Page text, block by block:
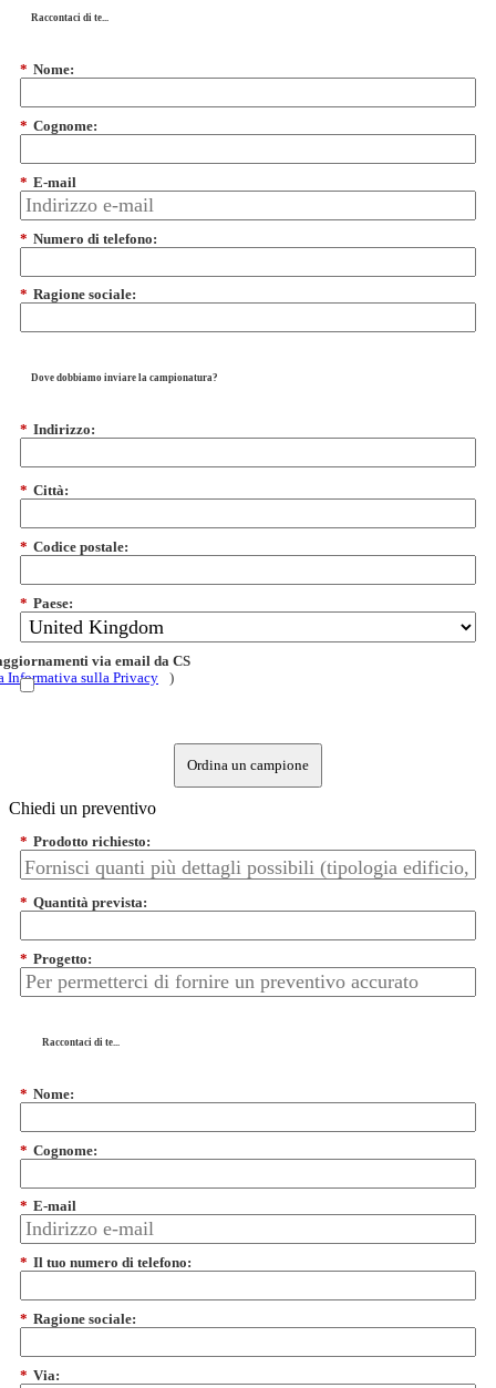
Raccontaci di te...
* Nome:
* Cognome:
* E-mail
* Numero di telefono:
* Ragione sociale:
Dove dobbiamo inviare la campionatura?
* Indirizzo:
* Città:
* Codice postale:
* Paese:
via email da CS
Informativa sulla Privacy
)
Ordina un campione
Chiedi un preventivo
* Prodotto richiesto:
* Quantità prevista:
* Progetto:
Raccontaci di te...
* Nome:
* Cognome:
* E-mail
* Il tuo numero di telefono:
* Ragione sociale:
* Via: